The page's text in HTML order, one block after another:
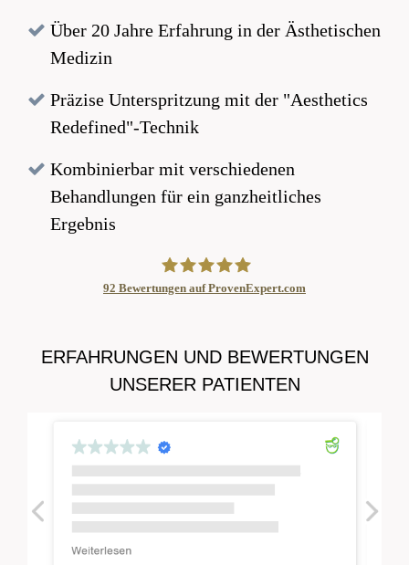
Über 20 Jahre Erfahrung in der Ästhetischen
Medizin
Präzise Unterspritzung mit der "Aesthetics
Redefined"-Technik
Kombinierbar mit verschiedenen
Behandlungen für ein ganzheitliches
Ergebnis
Dr.Annette Herold
92 Bewertungen auf ProvenExpert.com
ERFAHRUNGEN UND BEWERTUNGEN
UNSERER PATIENTEN